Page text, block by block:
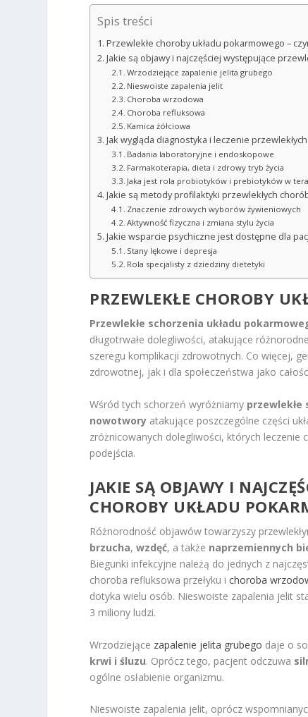
Spis treści
Przewlekłe choroby układu pokarmowego –
Jakie są objawy i najczęściej występujące
Wrzodziejące zapalenie jelita grubego
Nieswoiste zapalenia jelit
Choroba wrzodowa
Choroba refluksowa
Kamica żółciowa
Jak wygląda diagnostyka i leczenie
Badania laboratoryjne i endoskopowe
Farmakoterapia, dieta i zdrowy tryb życia
Jaka jest rola probiotyków i prebiotyków w
Jakie są metody profilaktyki przewlekłych
Znaczenie zdrowych wyborów żywieniowych
Aktywność fizyczna i zmiana stylu życia
Jakie wsparcie psychiczne jest dostępne dla
Stany lękowe i depresja
Rola specjalisty z dziedziny dietetyki
PRZEWLEKŁE CHOROBY
Przewlekłe schorzenia układu
długotrwałe dolegliwości, atakujące
szeregu komplikacji zdrowotnych. Co więcej,
zdrowotnej, jak i dla społeczeństwa jako
Wśród tych schorzeń wyróżniamy przewlekłe
nowotwory atakujące poszczególne części
zróżnicowanych dolegliwości, których leczenie
podejścia.
JAKIE SĄ OBJAWY I
CHOROBY UKŁADU
Różnorodność objawów towarzyszy
brzucha,wzdęć, a także naprzemiennych
Biegunki infekcyjne należą do jednych z
choroba refluksowa przełyku ichoroba
dotyka wielu osób. Nieswoiste zapalenia jelit
3 miliony ludzi.
Wrzodziejące zapalenie jelita grubego daje o
krwi i śluzu. Oprócz tego, pacjent odczuwa
ogólne osłabienie organizmu.
Nieswoiste zapalenia jelit, oprócz